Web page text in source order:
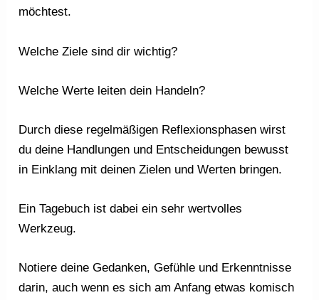
möchtest.
Welche Ziele sind dir wichtig?
Welche Werte leiten dein Handeln?
Durch diese regelmäßigen Reflexionsphasen wirst
du deine Handlungen und Entscheidungen bewusst
in Einklang mit deinen Zielen und Werten bringen.
Ein Tagebuch ist dabei ein sehr wertvolles
Werkzeug.
Notiere deine Gedanken, Gefühle und Erkenntnisse
darin, auch wenn es sich am Anfang etwas komisch